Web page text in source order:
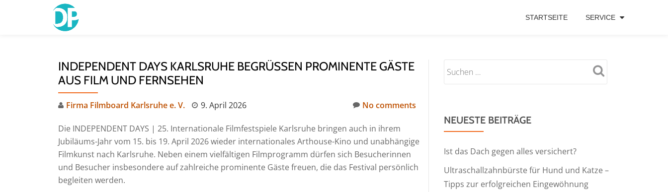
STARTSEITE SERVICE
INDEPENDENT DAYS KARLSRUHE BEGRÜSSEN PROMINENTE GÄSTE A
US FILM UND FERNSEHEN
Firma Filmboard Karlsruhe e. V. 9. April 2026 No comments
Die INDEPENDENT DAYS | 25. Internationale Filmfestspiele Karlsruhe bringen auch in ihrem
Jubiläums-Jahr vom 15. bis 19. April 2026 wieder internationales Arthouse-Kino und unabhängige
Filmkunst nach Karlsruhe. Neben einem vielfältigen Filmprogramm dürfen sich Besucherinnen
und Besucher insbesondere auf zahlreiche prominente Gäste freuen, die das Festival persönlich
begleiten werden.
NEUESTE BEITRÄGE
Ist das Dach gegen alles versichert?
Ultraschallzahnbürste für Hund und Katze –
Tipps zur erfolgreichen Eingewöhnung